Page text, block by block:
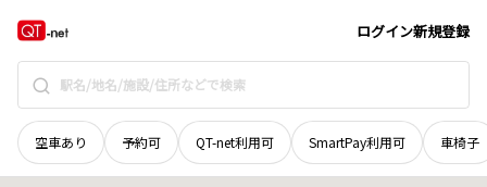
ログイン新規登録
空車あり 予約可 QT-net利用可 SmartPay利用可 車椅子
愛媛県